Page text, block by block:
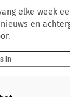
elke week
en